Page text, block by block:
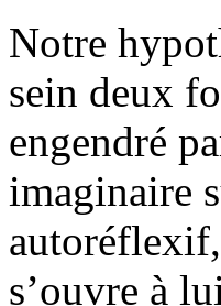
Notre
sein deux
engendré
imaginaire
s’ouvre à